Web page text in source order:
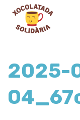
2025-